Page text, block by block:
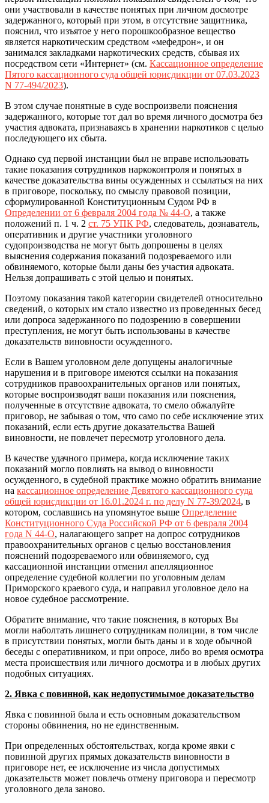
они участвовали в качестве понятых при личном досмотре
задержанного, который при этом, в отсутствие защитника,
пояснил, что изъятое у него порошкообразное вещество
является наркотическим средством «мефедрон», и он
занимался закладками наркотических средств, сбывая их
посредством сети «Интернет» (см. Кассационное определение
Пятого кассационного суда общей юрисдикции от 07.03.2023
N 77-494/2023).
В этом случае понятные в суде воспроизвели пояснения
задержанного, которые тот дал во время личного досмотра без
участия адвоката, признаваясь в хранении наркотиков с целью
последующего их сбыта.
Однако суд первой инстанции был не вправе использовать
такие показания сотрудников наркоконтроля и понятых в
качестве доказательства вины осужденных и ссылаться на них
в приговоре, поскольку, по смыслу правовой позиции,
сформулированной Конституционным Судом РФ в
Определении от 6 февраля 2004 года № 44-О, а также
положений п. 1 ч. 2 ст. 75 УПК РФ, следователь, дознаватель,
оперативник и другие участники уголовного
судопроизводства не могут быть допрошены в целях
выяснения содержания показаний подозреваемого или
обвиняемого, которые были даны без участия адвоката.
Нельзя допрашивать с этой целью и понятых.
Поэтому показания такой категории свидетелей относительно
сведений, о которых им стало известно из проведенных бесед
или допроса задержанного по подозрению в совершении
преступления, не могут быть использованы в качестве
доказательств виновности осужденного.
Если в Вашем уголовном деле допущены аналогичные
нарушения и в приговоре имеются ссылки на показания
сотрудников правоохранительных органов или понятых,
которые воспроизводят ваши показания или пояснения,
полученные в отсутствие адвоката, то смело обжалуйте
приговор, не забывая о том, что само по себе исключение этих
показаний, если есть другие доказательства Вашей
виновности, не повлечет пересмотр уголовного дела.
В качестве удачного примера, когда исключение таких
показаний могло повлиять на вывод о виновности
осужденного, в судебной практике можно обратить внимание
на кассационное определение Девятого кассационного суда
общей юрисдикции от 16.01.2024 г. по делу N 77-39/2024, в
котором, сославшись на упомянутое выше Определение
Конституционного Суда Российской РФ от 6 февраля 2004
года N 44-О, налагающего запрет на допрос сотрудников
правоохранительных органов с целью восстановления
пояснений подозреваемого или обвиняемого, суд
кассационной инстанции отменил апелляционное
определение судебной коллегии по уголовным делам
Приморского краевого суда, и направил уголовное дело на
новое судебное рассмотрение.
Обратите внимание, что такие пояснения, в которых Вы
могли наболтать лишнего сотрудникам полиции, в том числе
в присутствии понятых, могли быть даны и в ходе обычной
беседы с оперативником, и при опросе, либо во время осмотра
места происшествия или личного досмотра и в любых других
подобных ситуациях.
2. Явка с повинной, как недопустимымое доказательство
Явка с повинной была и есть основным доказательством
стороны обвинения, но не единственным.
При определенных обстоятельствах, когда кроме явки с
повинной других прямых доказательств виновности в
приговоре нет, ее исключение из числа допустимых
доказательств может повлечь отмену приговора и пересмотр
уголовного дела заново.